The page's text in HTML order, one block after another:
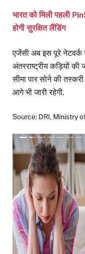
भारत को मिली पहली
होगी सुरक्षित लैंडिंग
एजेंसी अब इस पूरे नेटवर्क
अंतरराष्ट्रीय कड़ियों की
सीमा पार सोने की
आगे भी जारी रहेगी.
Source: DRI, Ministry